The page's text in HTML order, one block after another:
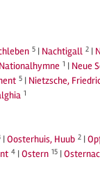
5 | Nachtigall 2 |
Nationalhymne 1 | Neue
5 | Nietzsche,
1
|Oosterhuis, Huub 2 |
4 |Ostern 15 |